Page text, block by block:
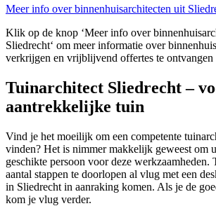
Meer info over binnenhuisarchitecten uit
Klik op de knop ‘Meer info over
Sliedrecht‘ om meer informatie over
verkrijgen en vrijblijvend offertes te
Tuinarchitect Sliedrecht –
aantrekkelijke tuin
Vind je het moeilijk om een competente
vinden? Het is nimmer makkelijk geweest om
geschikte persoon voor deze werkzaamheden.
aantal stappen te doorlopen al vlug met een
in Sliedrecht in aanraking komen. Als je de
kom je vlug verder.